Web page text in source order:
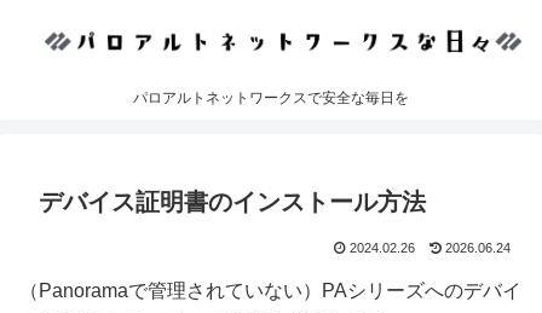
パロアルトネットワークスで安全な毎日を
デバイス証明書のインストール方法
2024.02.26 2026.06.24
（Panoramaで管理されていない）PAシリーズへのデバイ